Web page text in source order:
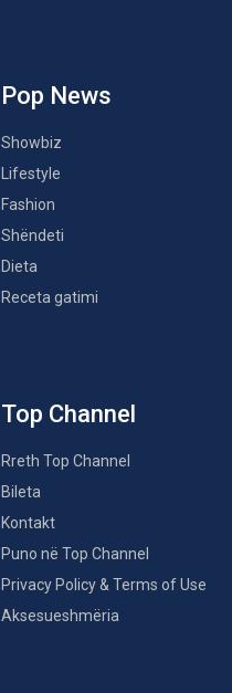
Pop News
Showbiz
Lifestyle
Fashion
Shëndeti
Dieta
Receta gatimi
Top Channel
Rreth Top Channel
Bileta
Kontakt
Puno në Top Channel
Privacy Policy & Terms of Use
Aksesueshmëria